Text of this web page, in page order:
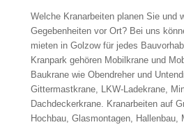
Welche Kranarbeiten planen Sie und
Gegebenheiten vor Ort? Bei uns
mieten in Golzow für jedes
Kranpark gehören Mobilkrane und
Baukrane wie Obendreher und
Gittermastkrane, LKW-Ladekrane,
Dachdeckerkrane. Kranarbeiten auf
Hochbau, Glasmontagen, Hallenbau,